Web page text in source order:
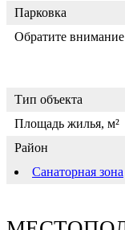
Парковка
Обратите внимание
Тип объекта
Площадь жилья, м²
Район
Санаторная зона